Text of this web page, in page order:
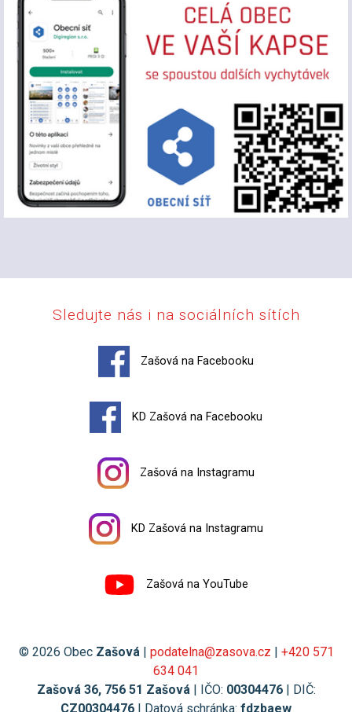
Sledujte nás i na sociálních sítích
Zašová na Facebooku
KD Zašová na Facebooku
Zašová na Instagramu
KD Zašová na Instagramu
Zašová na YouTube
© 2026 Obec Zašová | podatelna@zasova.cz | +420 571
634 041
Zašová 36, 756 51 Zašová | IČO: 00304476| DIČ:
CZ00304476 | Datová schránka: fdzbaew